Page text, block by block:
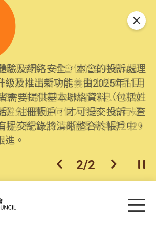
者及商戶，本會僅於官方網站發
接獲以消委會名義發出的產品回
郵、短訊或社交媒體訊息，切勿
避免透露任何個人資料。如有疑
易熱線18222或消委會熱線2929
驗及網絡安全，本會的投訴處理
級及推出新功能。由2025年11月
需要提供基本聯絡資料（包括姓
）註冊帳戶，才可提交投訴、查
提交紀錄將清晰整合於帳戶中，
進。
上一個
2/2 下一個開
關閉
目